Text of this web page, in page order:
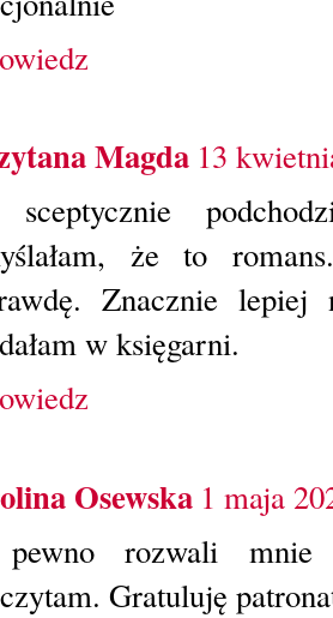
Magda 13
sceptycznie
że to
Znacznie
w księgarni.
Osewska 1 maja
rozwali mnie
Gratuluję